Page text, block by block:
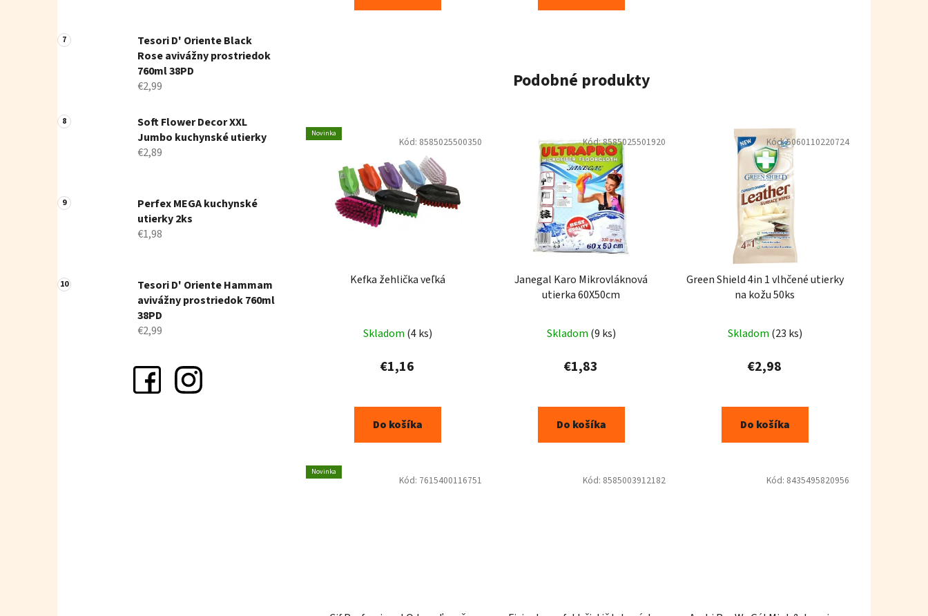
Tesori D' Oriente Black
Rose avivážny prostriedok
760ml 38PD
€2,99
Soft Flower Decor XXL
Jumbo kuchynské utierky
€2,89
Perfex MEGA kuchynské
utierky 2ks
€1,98
Tesori D' Oriente Hammam
avivážny prostriedok 760ml
38PD
€2,99
Podobné produkty
Novinka
Kefka žehlička veľká
hodnotenie
produktu
je
Skladom (4 ks)
€1,16
Do košíka
Kód: 8585025500350
Janegal Karo Mikrovláknová
utierka 60X50cm
Skladom (9 ks)
€1,83
Do košíka
Kód:8585025501920
Green Shield 4in 1 vlhčené utierky
na kožu 50ks
Skladom (23 ks)
€2,98
Do košíka
Kód:5060110220724
Novinka
Kód: 7615400116751 Kód: 8585003912182 Kód: 8435495820956